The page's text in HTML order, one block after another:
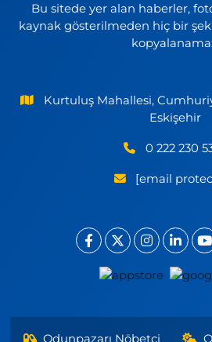
Bu sitede yer alan haberler,
kaynak gösterilmeden hiç bir
Kurtuluş Mahallesi,
Eskişehir
0 222 230
[email
Odunpazarı Nöbetçi